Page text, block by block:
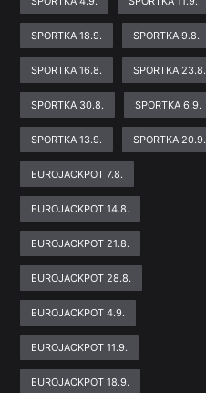
SPORTKA 18.9. SPORTKA 9.8.
SPORTKA 16.8. SPORTKA 23.8.
SPORTKA 30.8. SPORTKA 6.9.
SPORTKA 13.9. SPORTKA 20.9.
EUROJACKPOT 7.8.
EUROJACKPOT 14.8.
EUROJACKPOT 21.8.
EUROJACKPOT 28.8.
EUROJACKPOT 4.9.
EUROJACKPOT 11.9.
EUROJACKPOT 18.9.